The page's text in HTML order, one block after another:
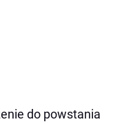
do powstania